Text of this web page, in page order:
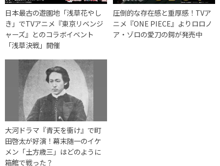
日本最古の遊園地「浅草花やし
き」でTVアニメ『東京リベンジ
ャーズ』とのコラボイベント
「浅草決戦」開催
圧倒的な存在感と重厚感！TVア
ニメ『ONE PIECE』よりロロノ
ア・ゾロの愛刀の鍔が発売中
大河ドラマ『青天を衝け』で町
田啓太が好演！幕末随一のイケ
メン「土方歳三」はどのように
箱館で戦った？